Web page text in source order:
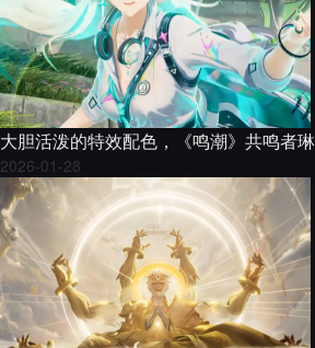
大胆活泼的特效配色，《鸣潮》共鸣者
2026-01-28